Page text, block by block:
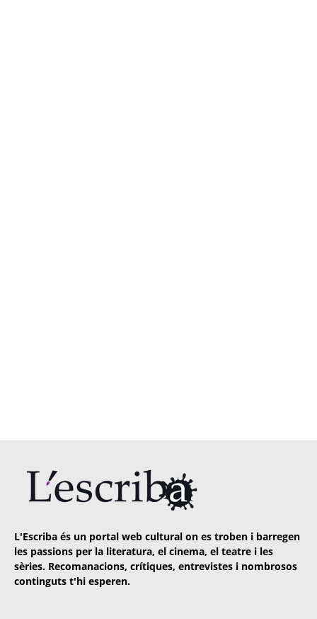
L'Escriba és un portal web cultural on es troben i barregen
les passions per la literatura, el cinema, el teatre i les
sèries. Recomanacions, crítiques, entrevistes i nombrosos
continguts t'hi esperen.